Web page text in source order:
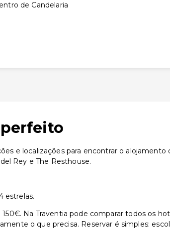
de Candelaria
e localizações para encontrar o alojamento
Rey e The Resthouse.
estrelas.
Na Traventia pode comparar todos os
o que precisa. Reservar é simples: